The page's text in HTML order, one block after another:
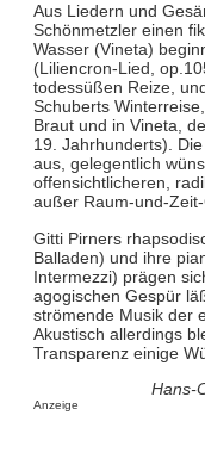
Aus Liedern und
Schönmetzler einen
Wasser (Vineta)
(Liliencron-Lied,
todessüßen Reize,
Schuberts
Braut und in Vineta,
19. Jahrhunderts).
aus, gelegentlich
offensichtlicheren,
außer Raum-und-
Gitti Pirners
Balladen) und ihre
Intermezzi) prägen
agogischen Gespür
strömende Musik der
Akustisch allerdings
Transparenz einige
Hans-
Anzeige